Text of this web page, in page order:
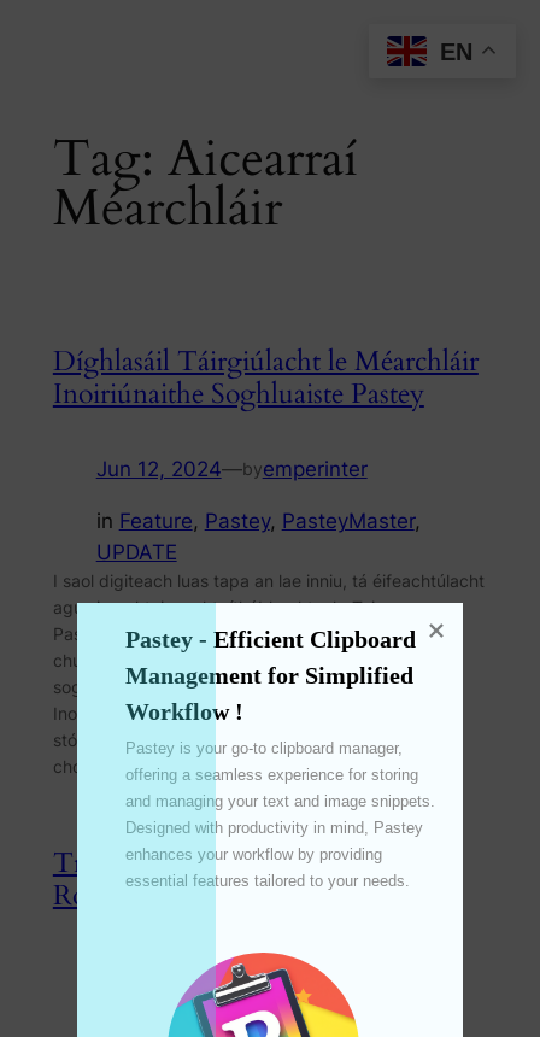
Tag: Aicearraí
Méarchláir
Díghlasáil Táirgiúlacht le Méarchláir
Inoiriúnaithe Soghluaiste Pastey
Jun 12, 2024—byemperinter
in Feature, Pastey, PasteyMaster
UPDATE
I saol digiteach luas tapa an lae inniu, tá éifeachtúlacht
agus inrochtaineacht ríthábhachtach. Tairgeann
Pastey, bainisteoir gearrthaisce nuálaíoch, gné
chumhachtach atá deartha chun do tháirgiúlacht
soghluaiste a fheabhsú: an Méarchláir Soghluaiste
Inoiriúnaithe. Ligeann an ghné seo duit do shonraí
stóráilte go léir a rochtain go tapa agus gan stró trí
chomhéadan méarchláir inoiriúnaithe ar do…
Treisiú Do Táirgiúlacht le Hotkey
Rochtana Meandaracha Pastey
Jun 12, 2024—byemperinter
Feature , Pastey, PasteyMaster
Pastey - Efficient Clipboard
Management for Simplified
Workflow !
Pastey is your go-to clipboard manager,
offering a seamless experience for storing
and managing your text and image snippets.
Designed with productivity in mind, Pastey
enhances your workflow by providing
essential features tailored to your needs.
EN